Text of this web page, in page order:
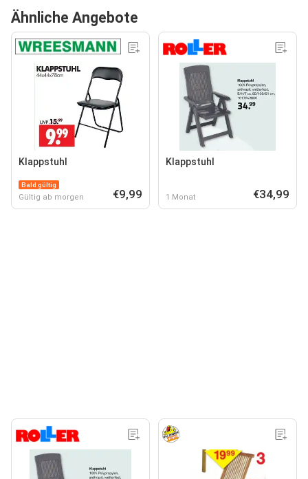
Ähnliche Angebote
Klappstuhl
Bald gültig
Gültig ab morgen €9,99
Klappstuhl
1 Monat €34,99